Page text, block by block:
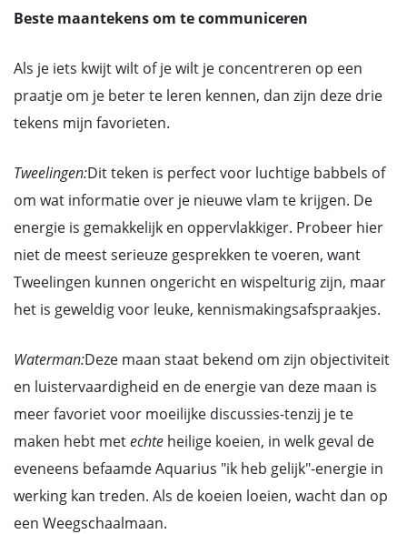
Beste maantekens om te communiceren
Als je iets kwijt wilt of je wilt je concentreren op een
praatje om je beter te leren kennen, dan zijn deze drie
tekens mijn favorieten.
Tweelingen:Dit teken is perfect voor luchtige babbels of
om wat informatie over je nieuwe vlam te krijgen. De
energie is gemakkelijk en oppervlakkiger. Probeer hier
niet de meest serieuze gesprekken te voeren, want
Tweelingen kunnen ongericht en wispelturig zijn, maar
het is geweldig voor leuke, kennismakingsafspraakjes.
Waterman:Deze maan staat bekend om zijn objectiviteit
en luistervaardigheid en de energie van deze maan is
meer favoriet voor moeilijke discussies-tenzij je te
maken hebt metechte heilige koeien, in welk geval de
eveneens befaamde Aquarius "ik heb gelijk"-energie in
werking kan treden. Als de koeien loeien, wacht dan op
een Weegschaalmaan.